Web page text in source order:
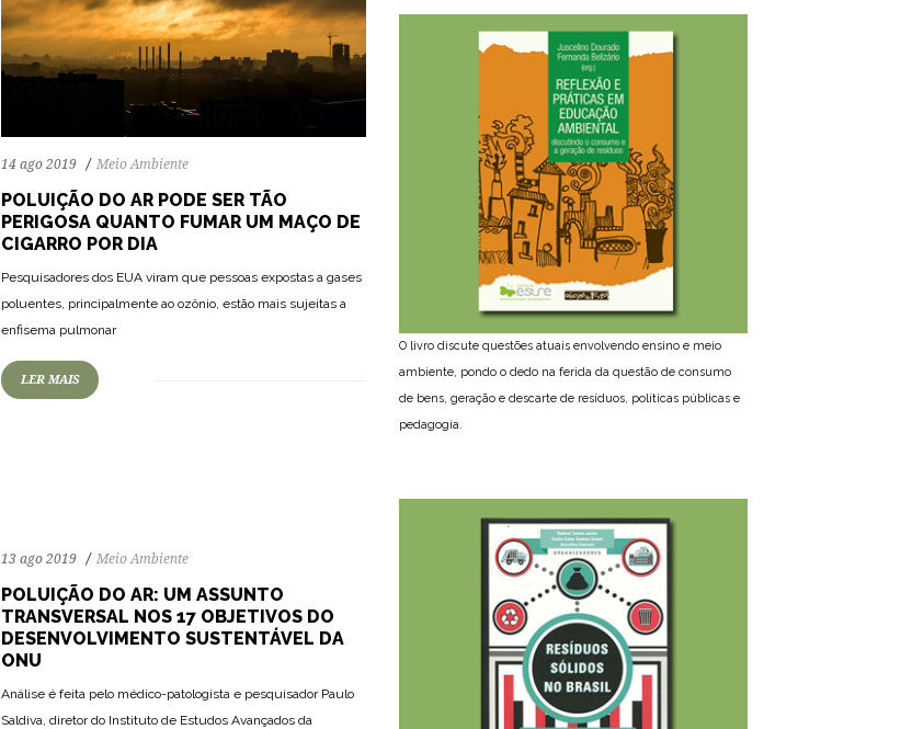
14 ago 2019 Meio Ambiente
POLUIÇÃO DO AR PODE SER TÃO
PERIGOSA QUANTO FUMAR UM MAÇO DE
CIGARRO POR DIA
Pesquisadores dos EUA viram que pessoas expostas a gases
poluentes, principalmente ao ozônio, estão mais sujeitas a
enfisema pulmonar
LER MAIS
13 ago 2019 Meio Ambiente
POLUIÇÃO DO AR: UM ASSUNTO
TRANSVERSAL NOS 17 OBJETIVOS DO
DESENVOLVIMENTO SUSTENTÁVEL DA
ONU
Análise é feita pelo médico-patologista e pesquisador Paulo
Saldiva, diretor do Instituto de Estudos Avançados da
O livro discute questões atuais envolvendo ensino e meio
ambiente, pondo o dedo na ferida da questão de consumo
de bens, geração e descarte de resíduos, políticas públicas e
pedagogia.